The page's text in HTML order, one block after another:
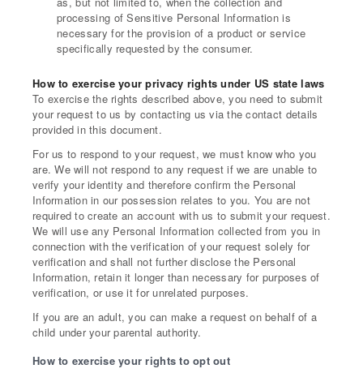
processing of Sensitive Personal Information is
necessary for the provision of a product or service
specifically requested by the consumer.
How to exercise your privacy rights under US state laws
To exercise the rights described above, you need to submit
your request to us by contacting us via the contact details
provided in this document.
For us to respond to your request, we must know who you
are. We will not respond to any request if we are unable to
verify your identity and therefore confirm the Personal
Information in our possession relates to you. You are not
required to create an account with us to submit your request.
We will use any Personal Information collected from you in
connection with the verification of your request solely for
verification and shall not further disclose the Personal
Information, retain it longer than necessary for purposes of
verification, or use it for unrelated purposes.
If you are an adult, you can make a request on behalf of a
child under your parental authority.
How to exercise your rights to opt out